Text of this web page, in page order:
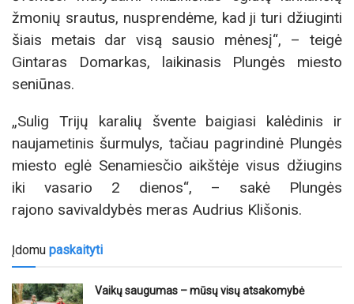
žmonių srautus, nusprendėme, kad ji turi džiuginti
šiais metais dar visą sausio mėnesį“, – teigė
Gintaras Domarkas, laikinasis Plungės miesto
seniūnas.
„Sulig Trijų karalių švente baigiasi kalėdinis ir
naujametinis šurmulys, tačiau pagrindinė Plungės
miesto eglė Senamiesčio aikštėje visus džiugins
iki vasario 2 dienos“, – sakė Plungės
rajono savivaldybės meras Audrius Klišonis.
Įdomu paskaityti
Vaikų saugumas – mūsų visų atsakomybė